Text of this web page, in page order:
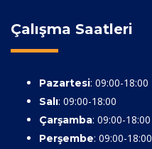
Çalışma Saatleri
Pazartesi: 09:00-18:00
Salı: 09:00-18:00
Çarşamba: 09:00-18:00
Perşembe: 09:00-18:00